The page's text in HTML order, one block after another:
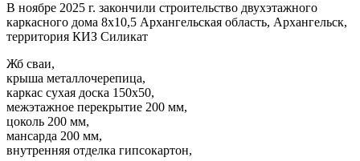
В ноябре 2025 г. закончили строительство двухэтажного
каркасного дома 8х10,5 Архангельская область, Архангельск,
территория КИЗ Силикат
Жб сваи,
крыша металлочерепица,
каркас сухая доска 150х50,
межэтажное перекрытие 200 мм,
цоколь 200 мм,
мансарда 200 мм,
внутренняя отделка гипсокартон,